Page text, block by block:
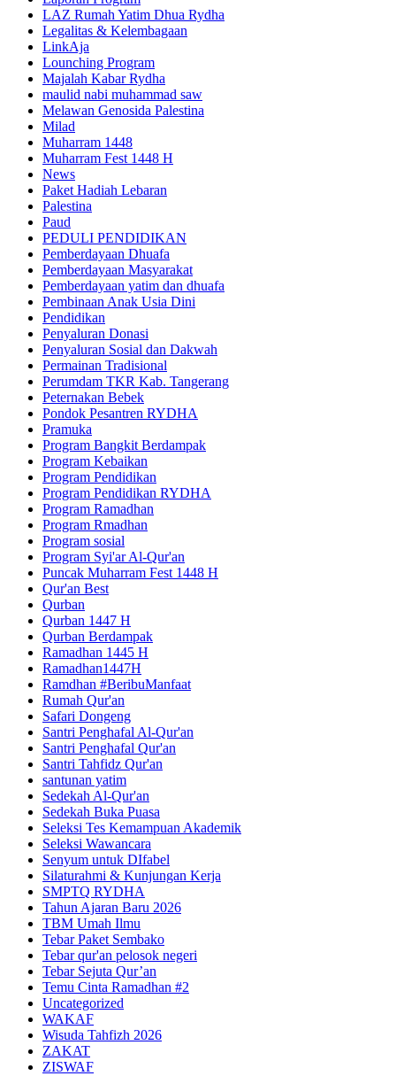
LAZ Rumah Yatim Dhua Rydha
Legalitas & Kelembagaan
LinkAja
Lounching Program
Majalah Kabar Rydha
maulid nabi muhammad saw
Melawan Genosida Palestina
Milad
Muharram 1448
Muharram Fest 1448 H
News
Paket Hadiah Lebaran
Palestina
Paud
PEDULI PENDIDIKAN
Pemberdayaan Dhuafa
Pemberdayaan Masyarakat
Pemberdayaan yatim dan dhuafa
Pembinaan Anak Usia Dini
Pendidikan
Penyaluran Donasi
Penyaluran Sosial dan Dakwah
Permainan Tradisional
Perumdam TKR Kab. Tangerang
Peternakan Bebek
Pondok Pesantren RYDHA
Pramuka
Program Bangkit Berdampak
Program Kebaikan
Program Pendidikan
Program Pendidikan RYDHA
Program Ramadhan
Program Rmadhan
Program sosial
Program Syi'ar Al-Qur'an
Puncak Muharram Fest 1448 H
Qur'an Best
Qurban
Qurban 1447 H
Qurban Berdampak
Ramadhan 1445 H
Ramadhan1447H
Ramdhan #BeribuManfaat
Rumah Qur'an
Safari Dongeng
Santri Penghafal Al-Qur'an
Santri Penghafal Qur'an
Santri Tahfidz Qur'an
santunan yatim
Sedekah Al-Qur'an
Sedekah Buka Puasa
Seleksi Tes Kemampuan Akademik
Seleksi Wawancara
Senyum untuk DIfabel
Silaturahmi & Kunjungan Kerja
SMPTQ RYDHA
Tahun Ajaran Baru 2026
TBM Umah Ilmu
Tebar Paket Sembako
Tebar qur'an pelosok negeri
Tebar Sejuta Qur’an
Temu Cinta Ramadhan #2
Uncategorized
WAKAF
Wisuda Tahfizh 2026
ZAKAT
ZISWAF